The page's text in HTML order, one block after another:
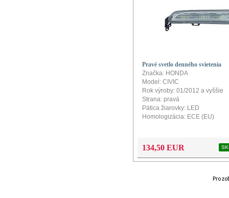
Pravé svetlo denného svietenia
Značka: HONDA
Model: CIVIC
Rok výroby: 01/2012 a vyššie
Strana: pravá
Pätica žiarovky: LED
Homologizácia: ECE (EU)
134,50 EUR
Pro